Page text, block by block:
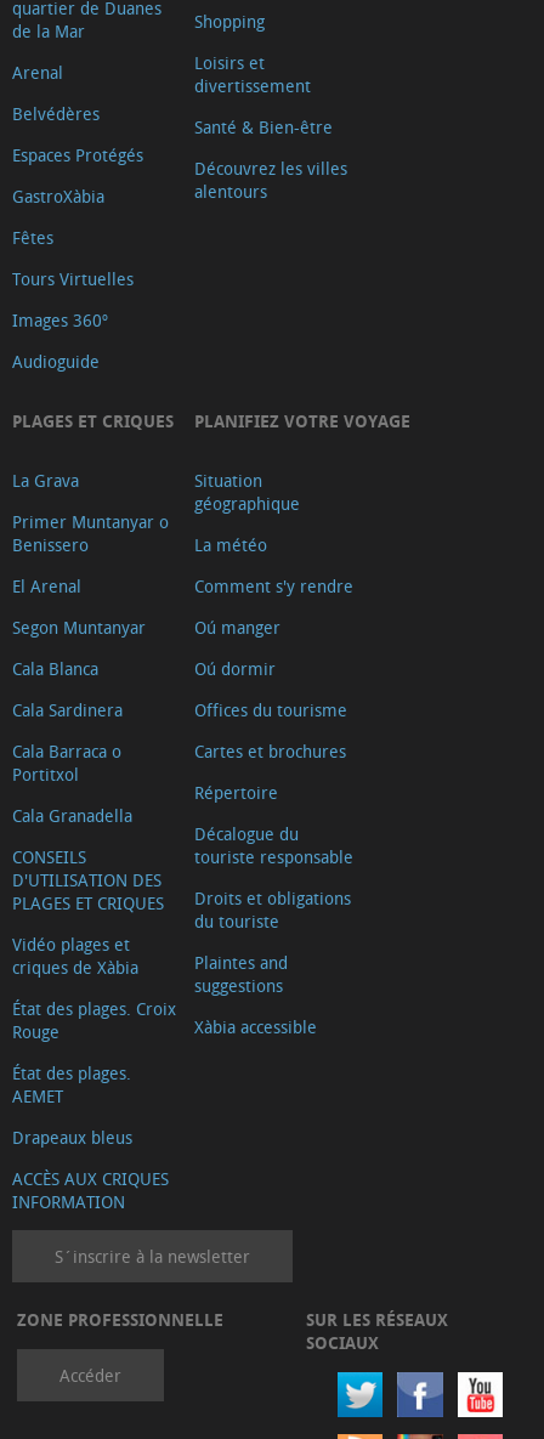
quartier de Duanes
de la Mar
Arenal
Belvédères
Espaces Protégés
GastroXàbia
Fêtes
Tours Virtuelles
Images 360º
Audioguide
Shopping
Loisirs et
divertissement
Santé & Bien-être
Découvrez les villes
alentours
PLAGES ET CRIQUES
La Grava
Primer Muntanyar o
Benissero
El Arenal
Segon Muntanyar
Cala Blanca
Cala Sardinera
Cala Barraca o
Portitxol
Cala Granadella
CONSEILS
D'UTILISATION DES
PLAGES ET CRIQUES
Vidéo plages et
criques de Xàbia
État des plages. Croix
Rouge
État des plages.
AEMET
Drapeaux bleus
ACCÈS AUX CRIQUES
INFORMATION
PLANIFIEZ VOTRE VOYAGE
Situation
géographique
La météo
Comment s'y rendre
Oú manger
Oú dormir
Offices du tourisme
Cartes et brochures
Répertoire
Décalogue du
touriste responsable
Droits et obligations
du touriste
Plaintes and
suggestions
Xàbia accessible
S´inscrire à la newsletter
ZONE PROFESSIONNELLE
Accéder
SUR LES RÉSEAUX
SOCIAUX